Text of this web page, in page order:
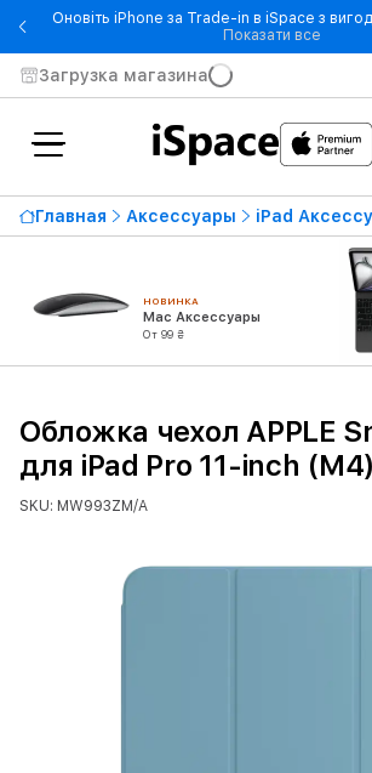
Оновіть iPhone за Trade-in в iSpace з
Показати все-
Загрузка магазина
Главная Аксессуары iPad
НОВИНКА
Mac Аксессуары
От 99 ₴
Обложка чехол APPLE
для iPad Pro 11-inch
SKU: MW993ZM/A